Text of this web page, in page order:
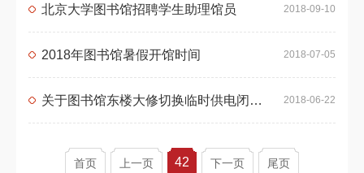
2018-09-10
北京大学图书馆招聘学生助理馆员
2018-07-05
2018年图书馆暑假开馆时间
2018-06-22
关于图书馆东楼大修切换临时供电闭馆通知
首页 上一页 42 下一页 尾页